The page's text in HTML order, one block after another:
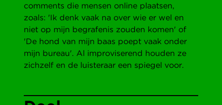
comments die mensen online plaatsen,
zoals: 'Ik denk vaak na over wie er wel en
niet op mijn begrafenis zouden komen' of
'De hond van mijn baas poept vaak onder
mijn bureau'. Al improviserend houden ze
zichzelf en de luisteraar een spiegel voor.